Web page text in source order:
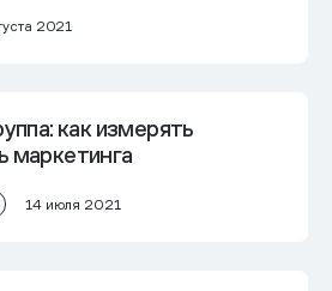
2021
как измерять
маркетинга
14 июля 2021